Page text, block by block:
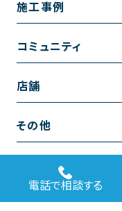
キッチンのリフォーム
リノベーション
内装のリフォーム
水回りのリフォーム
外壁のリフォーム
施工事例
施工事例一覧
お風呂の施工事例
洗面の施工事例
コミュニティ
コミュニティ
お知らせ
店舗
越谷店
浦和店
その他
お問い合わせ
サイトポリシー
電話で相談する